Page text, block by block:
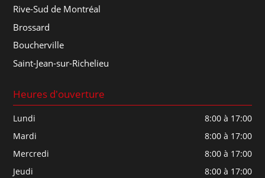
Rive-Sud de Montréal
Brossard
Boucherville
Saint-Jean-sur-Richelieu
Heures d'ouverture
Lundi
8:00 à 17:00
Mardi
8:00 à 17:00
Mercredi
8:00 à 17:00
Jeudi
8:00 à 17:00